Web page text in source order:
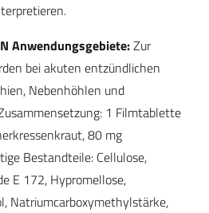
Anwendungsgebiete:Zur
bei akuten entzündlichen
Nebenhöhlen und
1 Filmtablette
80 mg
Bestandteile: Cellulose,
E 172, Hypromellose,
Natriumcarboxymethylstärke,